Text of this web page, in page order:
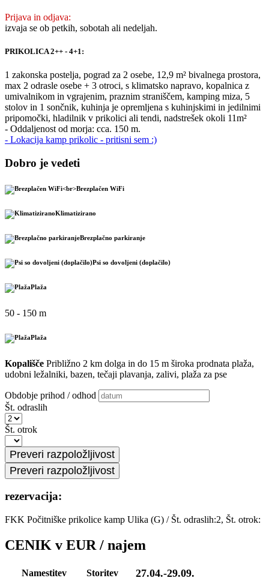
Prijava in odjava:
izvaja se ob petkih, sobotah ali nedeljah.
PRIKOLICA 2++ - 4+1:
1 zakonska postelja, pograd za 2 osebe, 12,9 m² bivalnega prostora,
max 2 odrasle osebe + 3 otroci, s klimatsko napravo, kopalnica z
umivalnikom in vgrajenim, praznim straniščem, kamping miza, 5
stolov in 1 sončnik, kuhinja je opremljena s kuhinjskimi in jedilnimi
pripomočki, hladilnik v prikolici ali tendi, nadstrešek okoli 11m²
- Oddaljenost od morja: cca. 150 m.
- Lokacija kamp prikolic - pritisni sem :)
Dobro je vedeti
Brezplačen WiFi
Klimatizirano
Brezplačno parkiranje
Psi so dovoljeni (doplačilo)
Plaža
50 - 150 m
Plaža
Kopališče Približno 2 km dolga in do 15 m široka prodnata plaža,
udobni ležalniki, bazen, tečaji plavanja, zalivi, plaža za pse
Obdobje prihod / odhod
Št. odraslih
Št. otrok
rezervacija:
FKK Počitniške prikolice kamp Ulika (G) / Št. odraslih:2, Št. otrok:
CENIK v EUR / najem
Namestitev Storitev 27.04.-29.09.